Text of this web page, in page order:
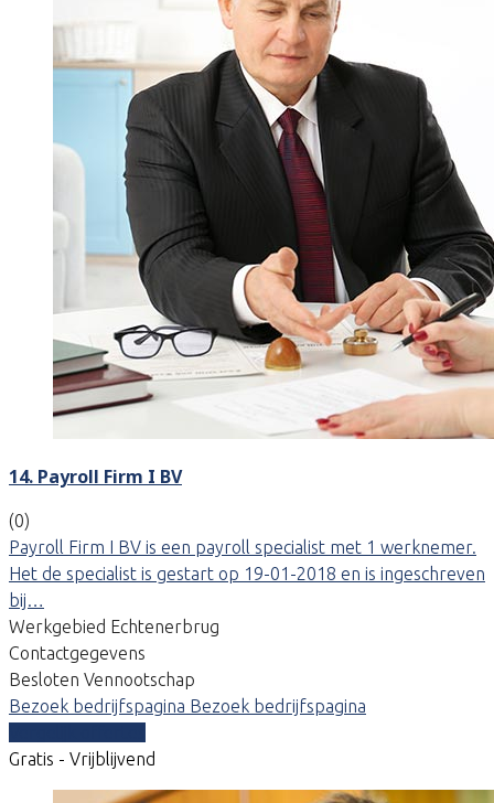
14. Payroll Firm I BV
(0)
Payroll Firm I BV is een payroll specialist met 1 werknemer.
Het de specialist is gestart op 19-01-2018 en is ingeschreven
bij…
Werkgebied Echtenerbrug
Contactgegevens
Besloten Vennootschap
Bezoek bedrijfspagina Bezoek bedrijfspagina
Gratis - Vrijblijvend